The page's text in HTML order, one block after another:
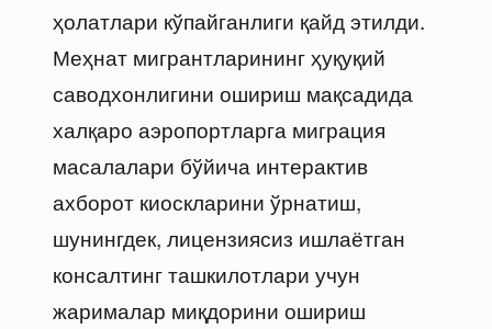
ҳолатлари кўпайганлиги қайд этилди.
Меҳнат мигрантларининг ҳуқуқий
саводхонлигини ошириш мақсадида
халқаро аэропортларга миграция
масалалари бўйича интерактив
ахборот киоскларини ўрнатиш,
шунингдек, лицензиясиз ишлаётган
консалтинг ташкилотлари учун
жарималар миқдорини ошириш